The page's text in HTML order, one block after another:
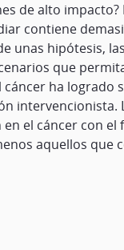
de alto impacto?
contiene
unas hipótesis,
que
ha logrado
intervencionista.
el cáncer con el
aquellos que